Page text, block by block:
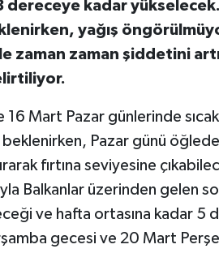
kadar
yağış
zaman zaman şiddetini
Mart Pazar günlerinde
beklenirken, Pazar günü
fırtına seviyesine
Balkanlar üzerinden gelen
ve hafta ortasına kadar
gecesi ve 20 Mart